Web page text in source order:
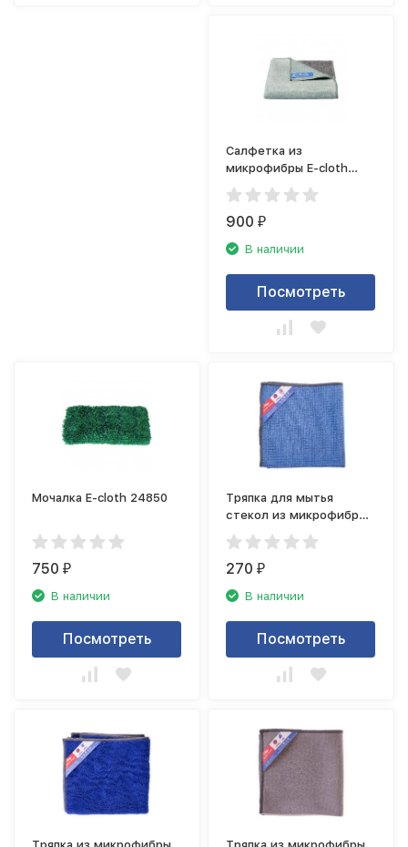
Салфетка из
микрофибры E-cloth
20517
900₽
В наличии
Посмотреть
Мочалка E-cloth 24850
750₽
В наличии
Посмотреть
Тряпка для мытья
стекол из микрофибры
Nordic Stream 15353
270₽
В наличии
Посмотреть